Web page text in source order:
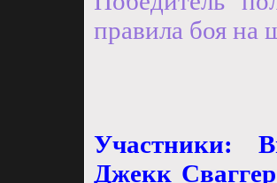
правила боя на
Участники:
Джекк